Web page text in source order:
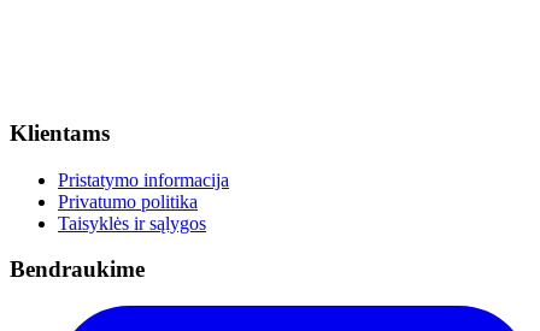
Klientams
Pristatymo informacija
Privatumo politika
Taisyklės ir sąlygos
Bendraukime